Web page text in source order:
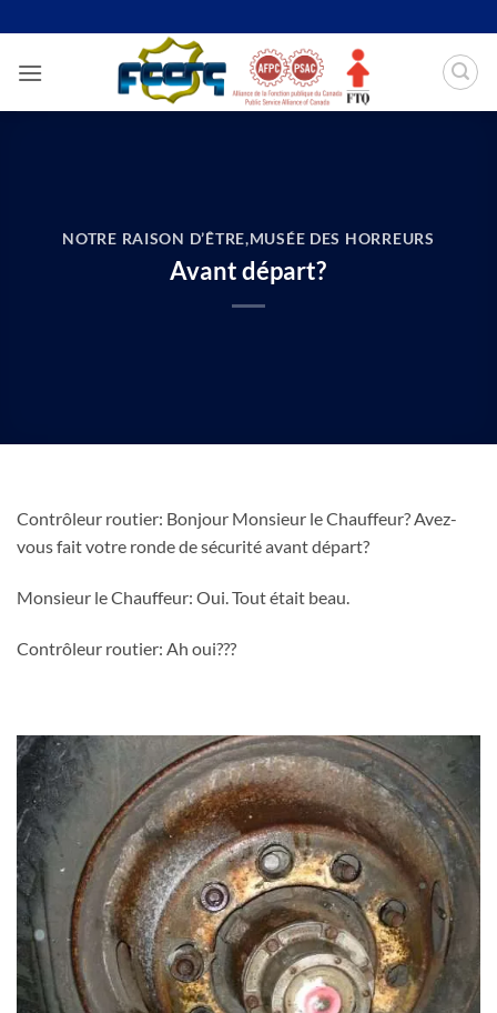
au
contenu
NOTRE RAISON D’ÊTRE,MUSÉE DES HORREURS
Avant départ?
Contrôleur routier: Bonjour Monsieur le Chauffeur? Avez-
vous fait votre ronde de sécurité avant départ?
Monsieur le Chauffeur: Oui. Tout était beau.
Contrôleur routier: Ah oui???